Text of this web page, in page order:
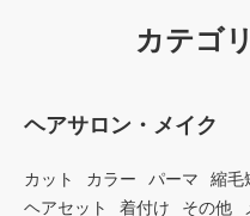
カテゴ
ヘアサロン・メイク
カット カラー パーマ 縮毛
ヘアセット
着付け その他